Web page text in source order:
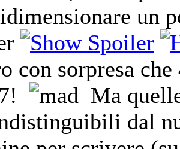
un
con sorpresa
Ma
dal